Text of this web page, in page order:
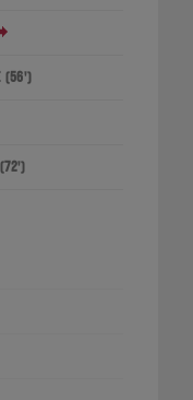
(56')